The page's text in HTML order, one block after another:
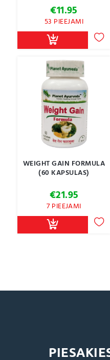
€11.95
53 PIEEJAMI
WEIGHT GAIN FORMULA
(60 KAPSULAS)
€21.95
7 PIEEJAMI